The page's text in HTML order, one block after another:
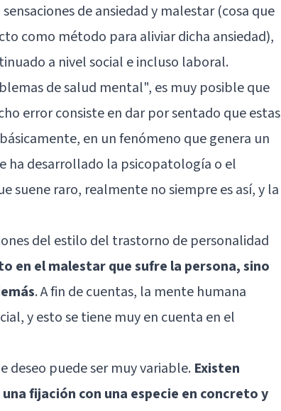
de ansiedad y malestar (cosa que
como método para aliviar dicha ansiedad),
a nivel social e incluso laboral.
de salud mental", es muy posible que
error consiste en dar por sentado que estas
en un fenómeno que genera un
ha desarrollado la psicopatología o el
suene raro, realmente no siempre es así, y la
del estilo del trastorno de personalidad
en el malestar que sufre la persona, sino
. A fin de cuentas, la mente humana
y esto se tiene muy en cuenta en el
deseo puede ser muy variable. Existen
fijación con una especie en concreto y